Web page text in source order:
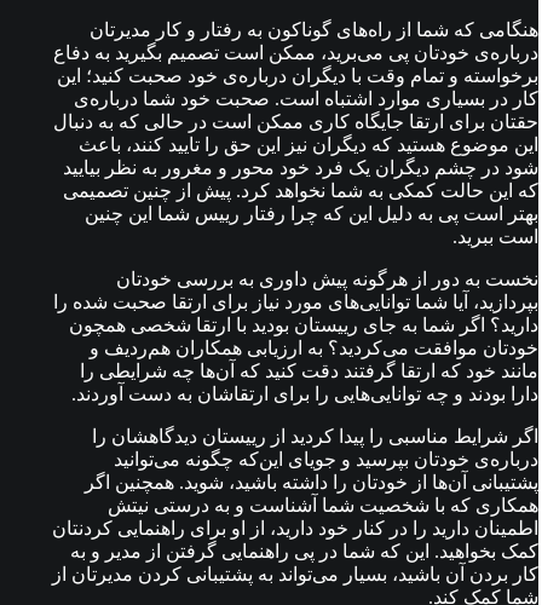
هنگامی که شما از راه‌های گوناکون به رفتار و کار مدیرتان
درباره‌ی خودتان پی می‌برید، ممکن است تصمیم بگیرید به دفاع
برخواسته و تمام وقت با دیگران درباره‌ی خود صحبت کنید؛ این
کار در بسیاری موارد اشتباه است. صحبت خود شما درباره‌ی
حقتان برای ارتقا جایگاه کاری ممکن است در حالی که به دنبال
این موضوع هستید که دیگران نیز این حق را تایید کنند، باعث
شود در چشم دیگران یک فرد خود محور و مغرور به نظر بیایید
که این حالت کمکی به شما نخواهد کرد. پیش از چنین تصمیمی
بهتر است پی به دلیل این که چرا رفتار رییس شما این چنین
است ببرید.
نخست به دور از هرگونه پیش داوری به بررسی خودتان
بپردازید، آیا شما توانایی‌های مورد نیاز برای ارتقا صحبت شده را
دارید؟ اگر شما به جای رییستان بودید با ارتقا شخصی همچون
خودتان موافقت می‌کردید؟ به ارزیابی همکاران هم‌ردیف و
مانند خود که ارتقا گرفتند دقت کنید که آن‌ها چه شرایطی را
دارا بودند و چه توانایی‌هایی را برای ارتقاشان به دست آوردند.
اگر شرایط مناسبی را پیدا کردید از رییستان دیدگاهشان را
درباره‌ی خودتان بپرسید و جویای این‌که چگونه می‌توانید
پشتیبانی آن‌ها از خودتان را داشته باشید، شوید. همچنین اگر
همکاری که با شخصیت شما آشناست و به درستی نیتش
اطمینان دارید را در کنار خود دارید، از او برای راهنمایی کردنتان
کمک بخواهید. این که شما در پی راهنمایی گرفتن از مدیر و به
کار بردن آن باشید، بسیار می‌تواند به پشتیبانی کردن مدیرتان از
شما کمک کند.